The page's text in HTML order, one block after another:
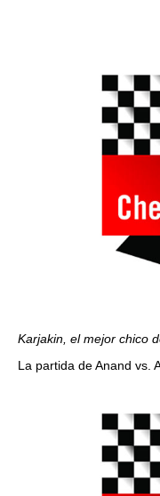
Karjakin, el mejor chico
La partida de Anand vs.